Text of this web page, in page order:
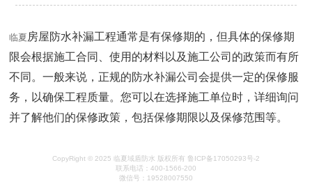
临夏 房屋防水补漏工程通常是有保修期的，但具体的保修期
限会根据施工合同、使用的材料以及施工公司的政策而有所
不同。一般来说，正规的防水补漏公司会提供一定的保修服
务，以确保工程质量。您可以在选择施工单位时，详细询问
并了解他们的保修政策，包括保修期限以及保修范围等。
CopyRight © 2025 临夏域盾防水 版权所有 鲁ICP备17050293号-2
联系电话：400-1566-200
微信号：19528007550